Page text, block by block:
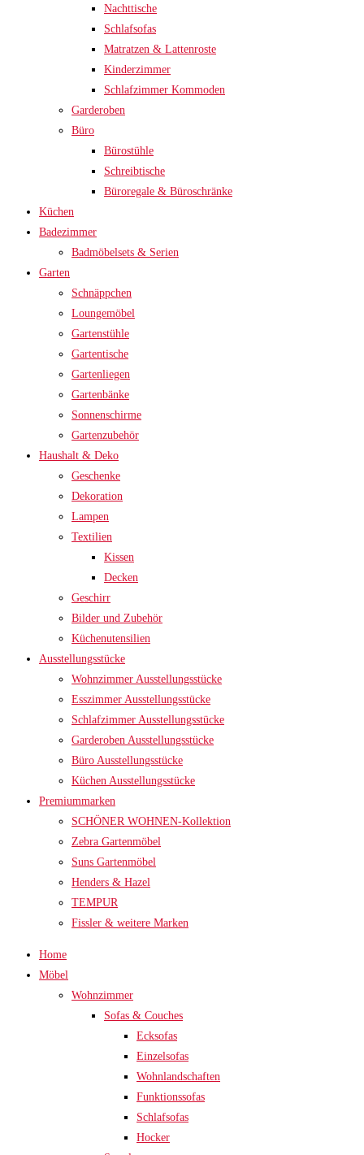
Nachttische
Schlafsofas
Matratzen & Lattenroste
Kinderzimmer
Schlafzimmer Kommoden
Garderoben
Büro
Bürostühle
Schreibtische
Büroregale & Büroschränke
Küchen
Badezimmer
Badmöbelsets & Serien
Garten
Schnäppchen
Loungemöbel
Gartenstühle
Gartentische
Gartenliegen
Gartenbänke
Sonnenschirme
Gartenzubehör
Haushalt & Deko
Geschenke
Dekoration
Lampen
Textilien
Kissen
Decken
Geschirr
Bilder und Zubehör
Küchenutensilien
Ausstellungsstücke
Wohnzimmer Ausstellungsstücke
Esszimmer Ausstellungsstücke
Schlafzimmer Ausstellungsstücke
Garderoben Ausstellungsstücke
Büro Ausstellungsstücke
Küchen Ausstellungsstücke
Premiummarken
SCHÖNER WOHNEN-Kollektion
Zebra Gartenmöbel
Suns Gartenmöbel
Henders & Hazel
TEMPUR
Fissler & weitere Marken
Home
Möbel
Wohnzimmer
Sofas & Couches
Ecksofas
Einzelsofas
Wohnlandschaften
Funktionssofas
Schlafsofas
Hocker